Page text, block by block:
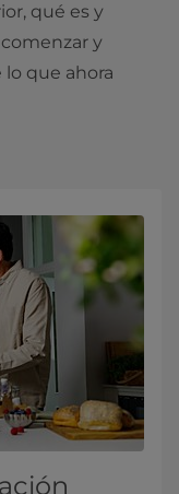
qué es y
y
que ahora